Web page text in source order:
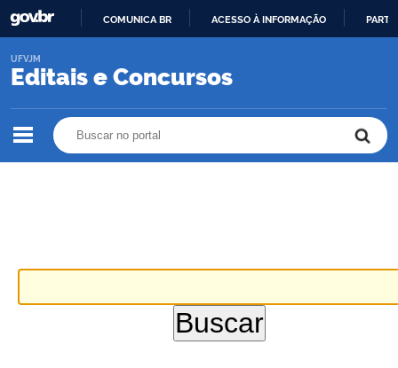
O
COMUNICA BR ACESSO À INFORMAÇÃO
Editais e Concursos
UFVJM